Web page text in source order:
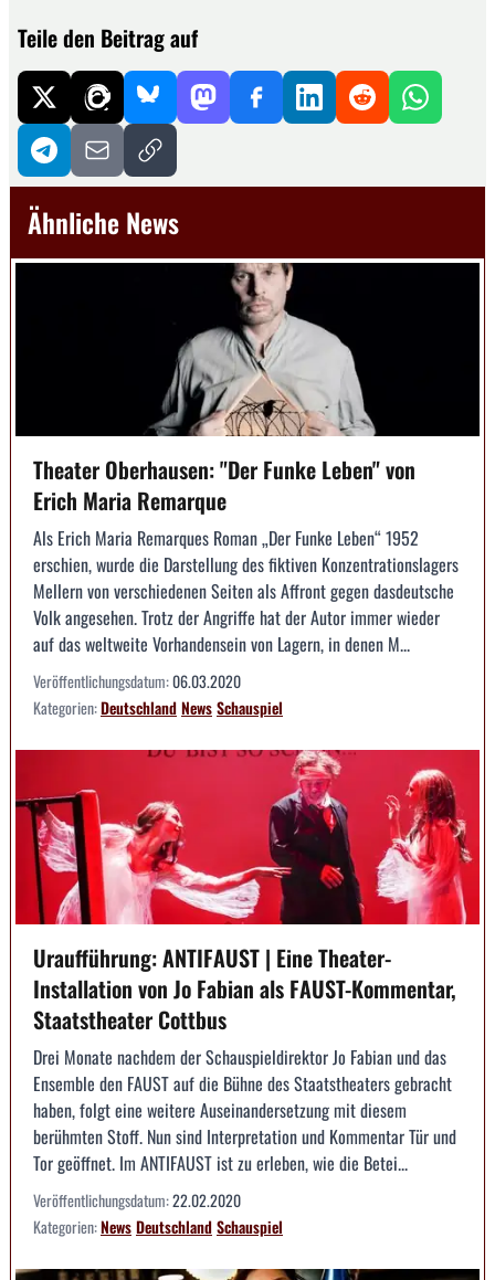
Teile den Beitrag auf
Ähnliche News
Theater Oberhausen: "Der Funke Leben" von
Erich Maria Remarque
Als Erich Maria Remarques Roman „Der Funke Leben“ 1952
erschien, wurde die Darstellung des fiktiven Konzentrationslagers
Mellern von verschiedenen Seiten als Affront gegen dasdeutsche
Volk angesehen. Trotz der Angriffe hat der Autor immer wieder
auf das weltweite Vorhandensein von Lagern, in denen M...
Veröffentlichungsdatum:06.03.2020
Kategorien:DeutschlandNewsSchauspiel
Uraufführung: ANTIFAUST | Eine Theater-
Installation von Jo Fabian als FAUST-Kommentar,
Staatstheater Cottbus
Drei Monate nachdem der Schauspieldirektor Jo Fabian und das
Ensemble den FAUST auf die Bühne des Staatstheaters gebracht
haben, folgt eine weitere Auseinandersetzung mit diesem
berühmten Stoff. Nun sind Interpretation und Kommentar Tür und
Tor geöffnet. Im ANTIFAUST ist zu erleben, wie die Betei...
Veröffentlichungsdatum:22.02.2020
Kategorien:NewsDeutschlandSchauspiel